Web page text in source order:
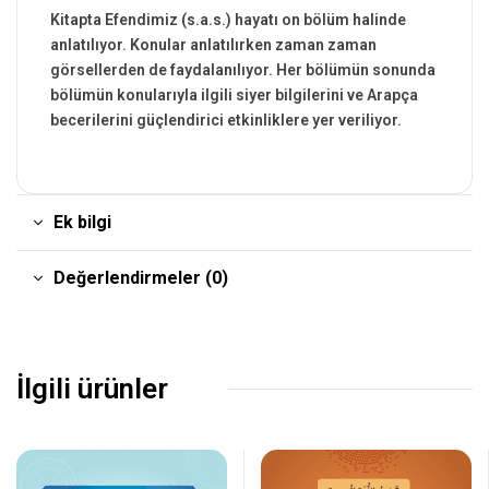
Kitapta Efendimiz (s.a.s.) hayatı on bölüm halinde
anlatılıyor. Konular anlatılırken zaman zaman
görsellerden de faydalanılıyor. Her bölümün sonunda
bölümün konularıyla ilgili siyer bilgilerini ve Arapça
becerilerini güçlendirici etkinliklere yer veriliyor.
Ek bilgi
Değerlendirmeler (0)
İlgili ürünler